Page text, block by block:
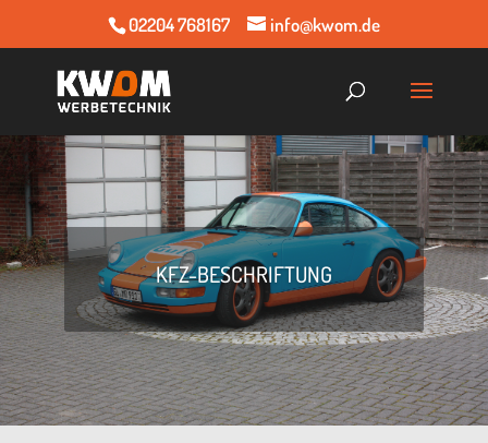
02204 768167 info@kwom.de
KFZ-BESCHRIF­TUNG